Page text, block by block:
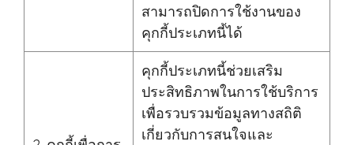
สามารถปิดการใช้งานของ
คุกกี้ประเภทนี้ได้
คุกกี้ประเภทนี้ช่วยเสริม
ประสิทธิภาพในการใช้บริการ
เพื่อรวบรวมข้อมูลทางสถิติ
เกี่ยวกับการสนใจและ